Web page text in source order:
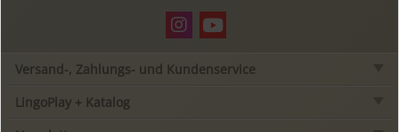
Versand-, Zahlungs- und Kundenservice
LingoPlay + Katalog